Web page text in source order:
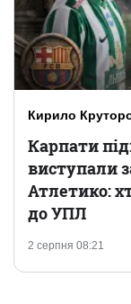
Кирило
2 серпня 08:21
Карпати
виступали
Атлетико:
до УПЛ